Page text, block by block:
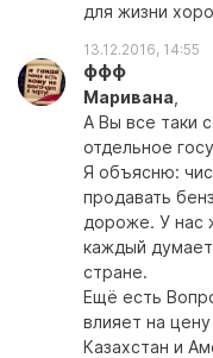
для жизни
13.12.2016, 14:55
ффф
Маривана
А Вы все таки
отдельное
Я объясню:
продавать
дороже. У нас
каждый
стране.
Ещё есть
влияет на
Казахстан и